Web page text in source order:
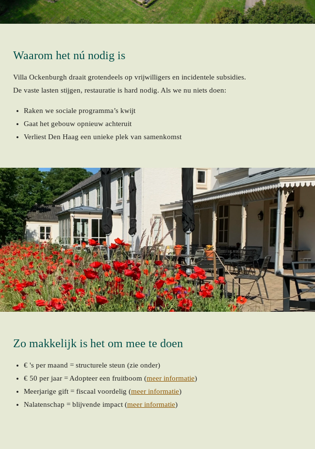
Waarom het nú nodig is
Villa Ockenburgh draait grotendeels op vrijwilligers en incidentele subsidies.
De vaste lasten stijgen, restauratie is hard nodig. Als we nu niets doen:
Raken we sociale programma’s kwijt
Gaat het gebouw opnieuw achteruit
Verliest Den Haag een unieke plek van samenkomst
Zo makkelijk is het om mee te doen
€ 's per maand = structurele steun (zie onder)
€ 50 per jaar = Adopteer een fruitboom (meer informatie)
Meerjarige gift = fiscaal voordelig (meer informatie)
Nalatenschap = blijvende impact (meer informatie)